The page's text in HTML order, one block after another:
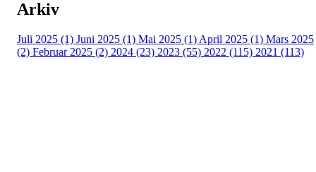
Arkiv
Juli 2025 (1) Juni 2025 (1) Mai 2025 (1) April 2025 (1) Mars 2025
(2) Februar 2025 (2) 2024 (23) 2023 (55) 2022 (115) 2021 (113)